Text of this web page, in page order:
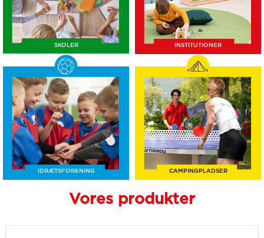
SKOLER INSTITUTIONER
IDRÆTSFORENING CAMPINGPLADSER
Vores produkter